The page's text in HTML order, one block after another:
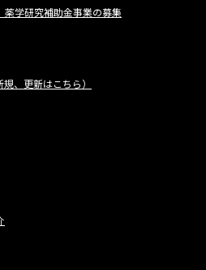
学研究補助金事業の募集
、更新はこちら）